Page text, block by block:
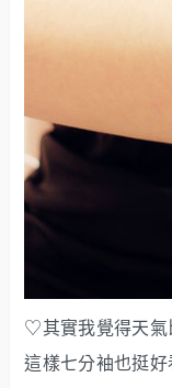
♡其實我覺得天氣
這樣七分袖也挺好